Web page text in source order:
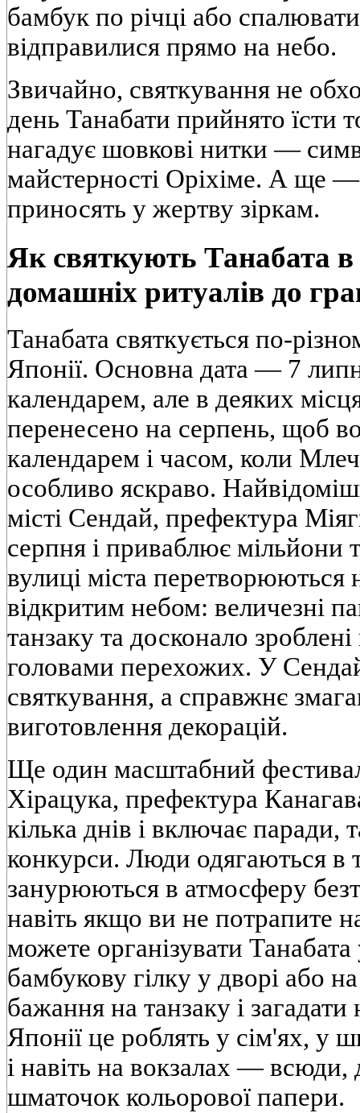
бамбук по річці або
відправилися прямо на небо.
Звичайно, святкування не
день Танабати прийнято їсти
нагадує шовкові нитки —
майстерності Оріхіме. А ще
приносять у жертву зіркам.
Як святкують Танабата в
домашніх ритуалів до
Танабата святкується по-
Японії. Основна дата — 7
календарем, але в деяких
перенесено на серпень, щоб
календарем і часом, коли
особливо яскраво.
місті Сендай, префектура
серпня і приваблює мільйони
вулиці міста перетворюються
відкритим небом: величезні
танзаку та досконало
головами перехожих. У
святкування, а справжнє
виготовлення декорацій.
Ще один масштабний
Хірацука, префектура
кілька днів і включає паради,
конкурси. Люди одягаються в
занурюються в атмосферу
навіть якщо ви не потрапите
можете організувати
бамбукову гілку у дворі або
бажання на танзаку і
Японії це роблять у сім'ях, у
і навіть на вокзалах —
шматочок кольорової папери.